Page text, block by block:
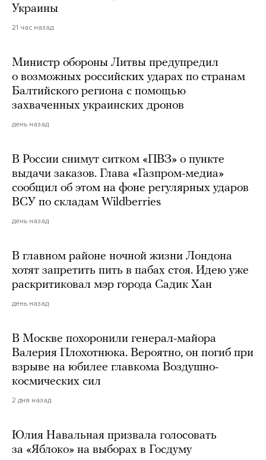
Украины
21 час назад
Министр обороны Литвы предупредил
о возможных российских ударах по странам
Балтийского региона с помощью
захваченных украинских дронов
день назад
В России снимут ситком «ПВЗ» о пункте
выдачи заказов. Глава «Газпром-медиа»
сообщил об этом на фоне регулярных ударов
ВСУ по складам Wildberries
день назад
В главном районе ночной жизни Лондона
хотят запретить пить в пабах стоя. Идею уже
раскритиковал мэр города Садик Хан
день назад
В Москве похоронили генерал-майора
Валерия Плохотнюка. Вероятно, он погиб при
взрыве на юбилее главкома Воздушно-
космических сил
2 дня назад
Юлия Навальная призвала голосовать
за «Яблоко» на выборах в Госдуму